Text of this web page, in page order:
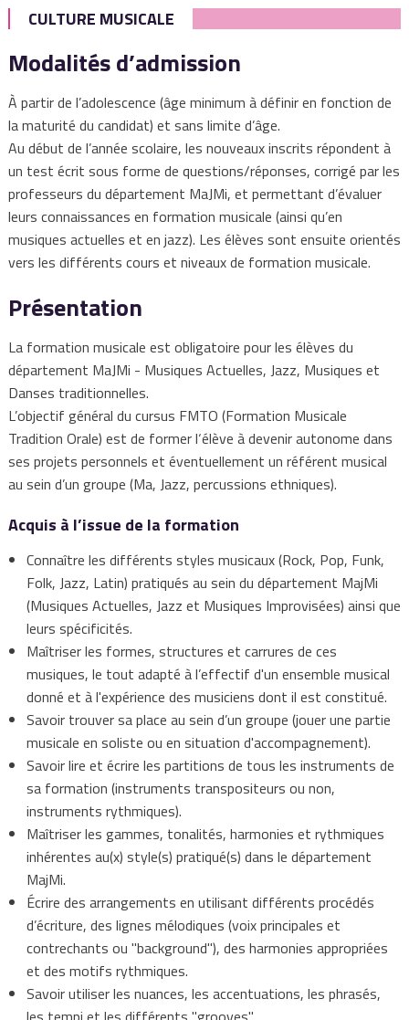
CULTURE MUSICALE
Modalités d’admission
À partir de l’adolescence (âge minimum à définir en fonction de
la maturité du candidat) et sans limite d’âge.
Au début de l’année scolaire, les nouveaux inscrits répondent à
un test écrit sous forme de questions/réponses, corrigé par les
professeurs du département MaJMi, et permettant d’évaluer
leurs connaissances en formation musicale (ainsi qu’en
musiques actuelles et en jazz). Les élèves sont ensuite orientés
vers les différents cours et niveaux de formation musicale.
Présentation
La formation musicale est obligatoire pour les élèves du
département MaJMi - Musiques Actuelles, Jazz, Musiques et
Danses traditionnelles.
L’objectif général du cursus FMTO (Formation Musicale
Tradition Orale) est de former l‘élève à devenir autonome dans
ses projets personnels et éventuellement un référent musical
au sein d’un groupe (Ma, Jazz, percussions ethniques).
Acquis à l’issue de la formation
Connaître les différents styles musicaux (Rock, Pop, Funk,
Folk, Jazz, Latin) pratiqués au sein du département MajMi
(Musiques Actuelles, Jazz et Musiques Improvisées) ainsi que
leurs spécificités.
Maîtriser les formes, structures et carrures de ces
musiques, le tout adapté à l’effectif d'un ensemble musical
donné et à l'expérience des musiciens dont il est constitué.
Savoir trouver sa place au sein d’un groupe (jouer une partie
musicale en soliste ou en situation d'accompagnement).
Savoir lire et écrire les partitions de tous les instruments de
sa formation (instruments transpositeurs ou non,
instruments rythmiques).
Maîtriser les gammes, tonalités, harmonies et rythmiques
inhérentes au(x) style(s) pratiqué(s) dans le département
MajMi.
Écrire des arrangements en utilisant différents procédés
d’écriture, des lignes mélodiques (voix principales et
contrechants ou "background"), des harmonies appropriées
et des motifs rythmiques.
Savoir utiliser les nuances, les accentuations, les phrasés,